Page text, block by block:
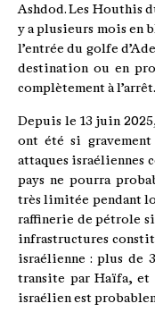
Ashdod. Les Houthis
y a plusieurs mois en
l’entrée du golfe
destination ou en
complètement à l’arrêt.
Depuis le 13 juin
ont été si
attaques israéliennes
pays ne pourra
très limitée pendant
raffinerie de pétrole
infrastructures
israélienne : plus de
transite par Haïfa, et
israélien est